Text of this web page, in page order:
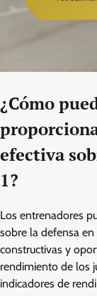
¿Cómo
efectiva
1?
Los entrenadores
sobre la defensa
constructivas y
rendimiento de los
indicadores de